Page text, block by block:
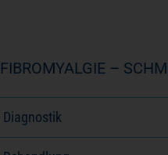
FIBROMYALGIE –
Diagnostik